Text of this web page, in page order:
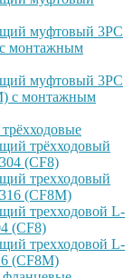
муфтовый 3PC
монтажным
муфтовый 3PC
с монтажным
трёхходовый
(CF8)
трехходовый
(CF8M)
трехходовой L-
(CF8)
трехходовой L-
(CF8M)